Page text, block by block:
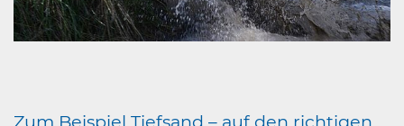
Zum Beispiel Tiefsand – auf den richtigen